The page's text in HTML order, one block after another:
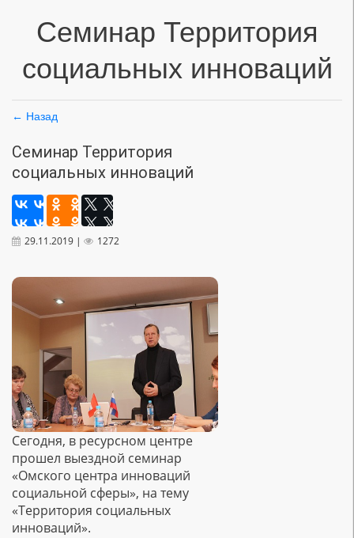
Семинар Территория
социальных инноваций
← Назад
Семинар Территория
социальных инноваций
29.11.2019 | 1272
Сегодня, в ресурсном центре
прошел выездной семинар
«Омского центра инноваций
социальной сферы», на тему
«Территория социальных
инноваций».